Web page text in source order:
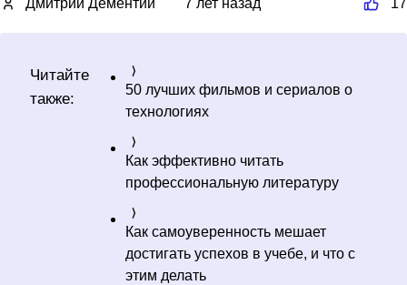
Дмитрий Дементий 7 лет назад 17
Читайте
также:
50 лучших фильмов и сериалов о
технологиях
Как эффективно читать
профессиональную литературу
Как самоуверенность мешает
достигать успехов в учебе, и что с
этим делать